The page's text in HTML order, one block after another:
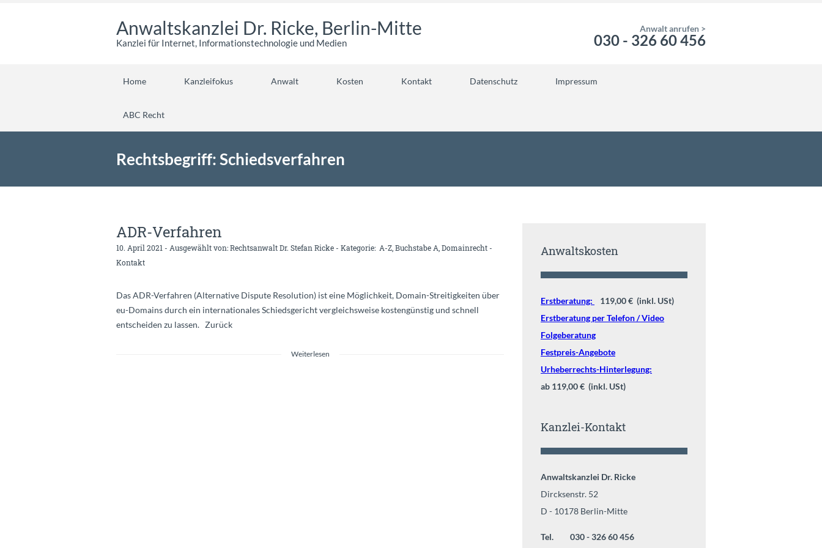
Anwaltskanzlei Dr. Ricke, Berlin-Mitte
Kanzlei für Internet, Informationstechnologie und Medien
Anwalt anrufen >
030 - 326 60 456
Home Kanzleifokus Anwalt Kosten Kontakt Datenschutz Impressum
ABC Recht
Rechtsbegriff: Schiedsverfahren
ADR-Verfahren
10. April 2021 - Ausgewählt von:Rechtsanwalt Dr. Stefan Ricke - Kategorie: A-Z Buchstabe A Domainrecht -
Kontakt
Das ADR-Verfahren (Alternative Dispute Resolution) ist eine Möglichkeit, Domain-Streitigkeiten über
eu-Domains durch ein internationales Schiedsgericht vergleichsweise kostengünstig und schnell
entscheiden zu lassen. Zurück
Weiterlesen
Anwaltskosten
Erstberatung:
119,00 € (inkl. USt)
Erstberatung per Telefon / Video
Folgeberatung
Festpreis-Angebote
Urheberrechts-Hinterlegung:
ab 119,00 € (inkl. USt)
Kanzlei-Kontakt
Anwaltskanzlei Dr. Ricke
Dircksenstr. 52
D - 10178 Berlin-Mitte
Tel. 030 - 326 60 456